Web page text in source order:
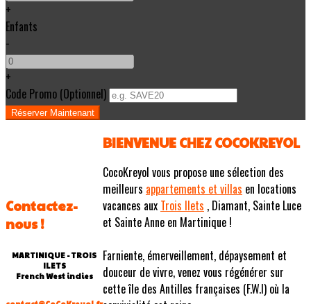
+
Enfants
-
+
Code Promo (Optionnel)
Contactez-
nous !
MARTINIQUE - TROIS
ILETS
French West indies
BIENVENUE CHEZ COCOKREYOL
CocoKreyol vous propose une sélection des
meilleurs appartements et villas en locations
vacances aux Trois Ilets , Diamant, Sainte Luce
et Sainte Anne en Martinique !
Farniente, émerveillement, dépaysement et
douceur de vivre, venez vous régénérer sur
cette île des Antilles françaises (F.W.I) où la